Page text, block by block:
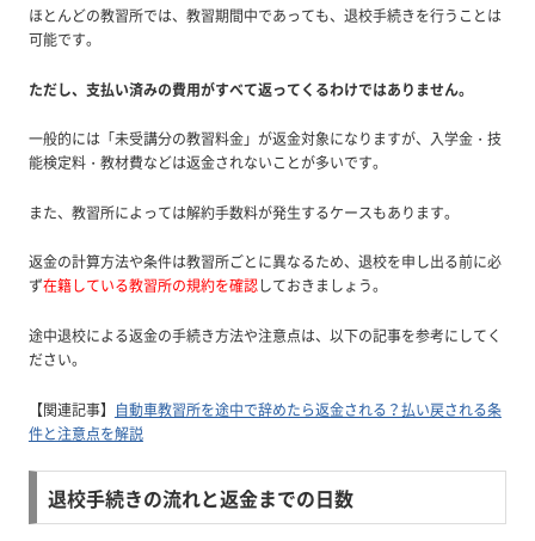
ほとんどの教習所では、教習期間中であっても、退校手続きを行うことは
可能です。
ただし、支払い済みの費用がすべて返ってくるわけではありません。
一般的には「未受講分の教習料金」が返金対象になりますが、入学金・技
能検定料・教材費などは返金されないことが多いです。
また、教習所によっては解約手数料が発生するケースもあります。
返金の計算方法や条件は教習所ごとに異なるため、退校を申し出る前に必
ず在籍している教習所の規約を確認しておきましょう。
途中退校による返金の手続き方法や注意点は、以下の記事を参考にしてく
ださい。
【関連記事】 自動車教習所を途中で辞めたら返金される？払い戻される条
件と注意点を解説
退校手続きの流れと返金までの日数